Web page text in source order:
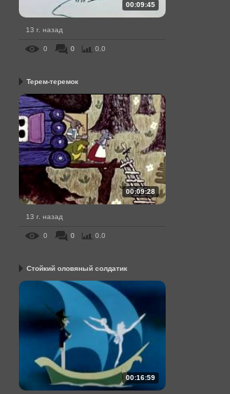
00:09:45
13 г. назад
0 0 0.0
Терем-теремок
00:09:28
13 г. назад
0 0 0.0
Стойкий оловяный солдатик
00:16:59